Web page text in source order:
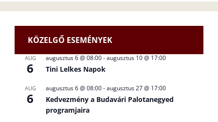
KÖZELGŐ ESEMÉNYEK
AUG
6
augusztus 6 @ 08:00-augusztus 10 @ 17:00
Tini Lelkes Napok
AUG
6
augusztus 6 @ 08:00-augusztus 27 @ 17:00
Kedvezmény a Budavári Palotanegyed
programjaira